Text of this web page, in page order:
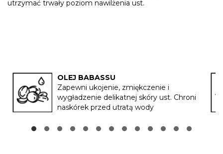
utrzymać trwały poziom nawilżenia ust.
OLEJ BABASSU
Zapewni ukojenie, zmiękczenie i
wygładzenie delikatnej skóry ust. Chroni
naskórek przed utratą wody